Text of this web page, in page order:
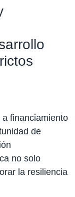
financiamiento
de
no solo
la resiliencia